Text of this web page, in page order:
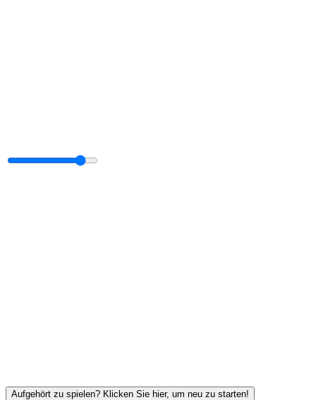
Aufgehört zu spielen? Klicken Sie hier, um neu zu starten!